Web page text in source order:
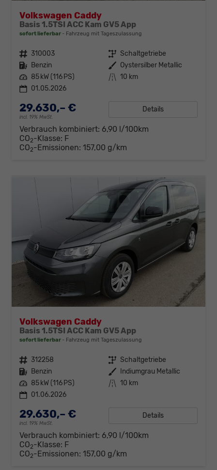
Volkswagen Caddy
Basis 1.5TSI ACC Kam GV5 App
sofort lieferbar Fahrzeug mit Tageszulassung
Fahrzeugnr. 310003 Getriebe Schaltgetriebe
Kraftstoff Benzin Außenfarbe Oystersilber Metallic
Leistung 85 kW (116 PS) Kilometerstand 10 km
01.05.2026
29.630,– €
incl. 19% MwSt.
Details
Verbrauch kombiniert: 6,90 l/100km
CO2-Klasse: F
CO2-Emissionen: 157,00 g/km
Volkswagen Caddy
Basis 1.5TSI ACC Kam GV5 App
sofort lieferbar Fahrzeug mit Tageszulassung
Fahrzeugnr. 312258 Getriebe Schaltgetriebe
Kraftstoff Benzin Außenfarbe
Indiumgrau Metallic
Leistung 85 kW (116 PS) Kilometerstand 10 km
01.06.2026
29.630,– €
incl. 19% MwSt.
Details
Verbrauch kombiniert: 6,90 l/100km
CO2-Klasse: F
CO2-Emissionen: 157,00 g/km